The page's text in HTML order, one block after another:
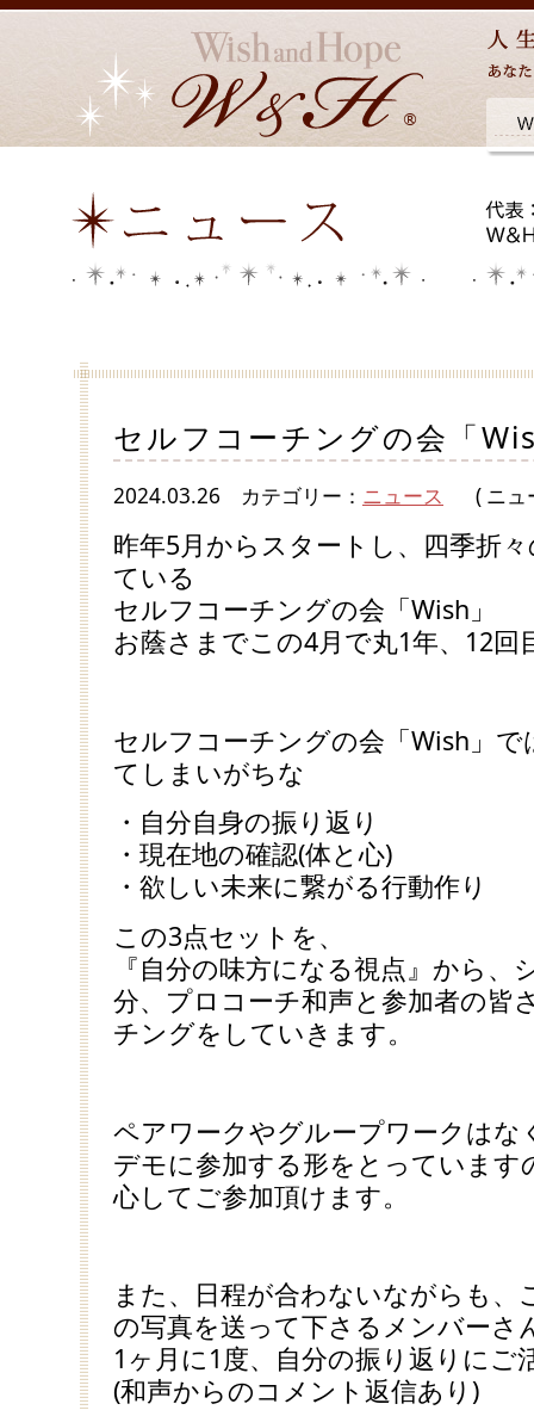
セルフコーチングの会「
2024.03.26 カテゴリー： ニュース ( ニュ
昨年5月からスタートし、四季折
ている
セルフコーチングの会「Wish」
お蔭さまでこの4月で丸1年、12回
セルフコーチングの会「Wish」
てしまいがちな
・自分自身の振り返り
・現在地の確認(体と心)
・欲しい未来に繋がる行動作り
この3点セットを、
『自分の味方になる視点』から、
分、プロコーチ和声と参加者の皆
チングをしていきます。
ペアワークやグループワークはな
デモに参加する形をとっています
心してご参加頂けます。
また、日程が合わないながらも、
の写真を送って下さるメンバーさ
1ヶ月に1度、自分の振り返りにご
(和声からのコメント返信あり)